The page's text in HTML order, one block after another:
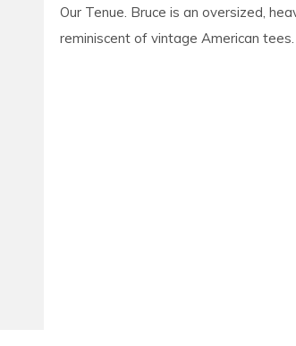
Our Tenue. Bruce is an oversized,
reminiscent of vintage American tees.